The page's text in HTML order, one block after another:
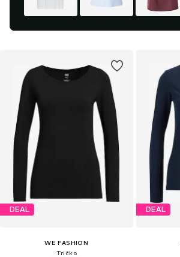
DEAL
WE FASHION
Tričko
DEAL